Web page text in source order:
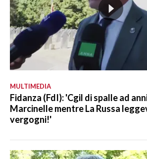
MULTIMEDIA
Fidanza (FdI): 'Cgil di spalle ad
Marcinelle mentre La Russa
vergogni!'